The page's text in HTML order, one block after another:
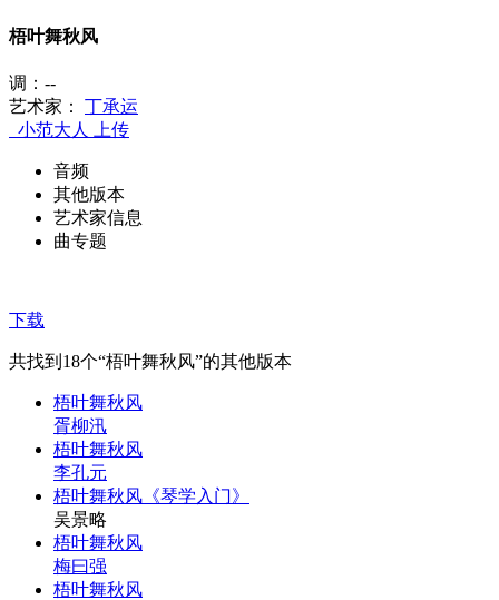
梧叶舞秋风
调：--
艺术家： 丁承运
小范大人
上传
音频
其他版本
艺术家信息
曲专题
下载
共找到 18个“梧叶舞秋风”的其他版本
梧叶舞秋风
胥柳汛
梧叶舞秋风
李孔元
梧叶舞秋风《琴学入门》
吴景略
梧叶舞秋风
梅曰强
梧叶舞秋风